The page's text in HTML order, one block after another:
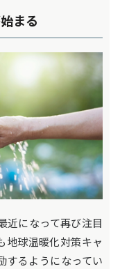
まる
近になって再び注目
地球温暖化対策キャ
するようになってい